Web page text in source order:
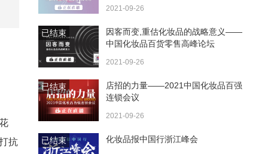
抗
2021-09-26
已结束
因客而变,重估化妆品的战略意义——
中国化妆品百货零售高峰论坛
2021-09-26
已结束
店招的力量——2021中国化妆品百强
连锁会议
2021-09-26
已结束 化妆品报中国行浙江峰会